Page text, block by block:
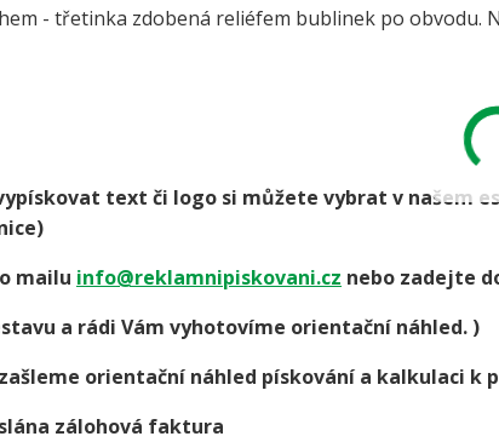
- třetinka zdobená reliéfem bublinek po obvodu.
text či logo si můžete vybrat v našem
mailu info@reklamnipiskovani.cz nebo zadejte
a rádi Vám vyhotovíme orientační náhled. )
orientační náhled pískování a kalkulaci k
zálohová faktura